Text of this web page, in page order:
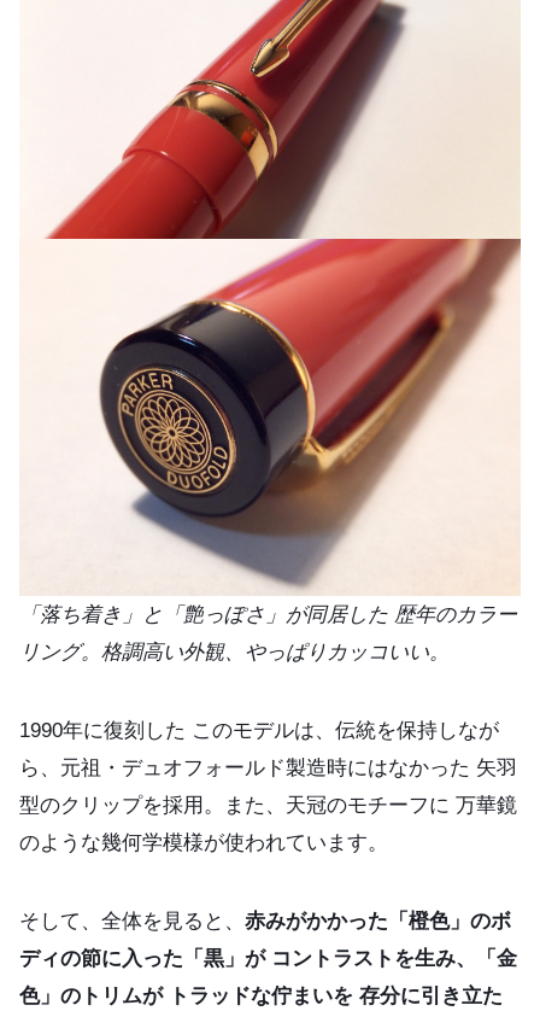
「落ち着き」と「艶っぽさ」が同居した 歴年のカラー
リング。格調高い外観、やっぱりカッコいい。
1990年に復刻した このモデルは、伝統を保持しなが
ら、元祖・デュオフォールド製造時にはなかった 矢羽
型のクリップを採用。また、天冠のモチーフに 万華鏡
のような幾何学模様が使われています。
そして、全体を見ると、 赤みがかかった「橙色」のボ
ディの節に入った「黒」が コントラストを生み、「金
色」のトリムが トラッドな佇まいを 存分に引き立た